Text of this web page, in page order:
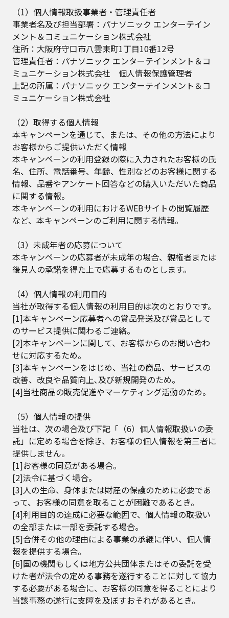
（1）個人情報取扱事業者・管理責任者
事業者名及び担当部署：パナソニック エンターテイン
メント＆コミュニケーション株式会社
住所：大阪府守口市八雲東町1丁目10番12号
管理責任者：パナソニック エンターテインメント＆コ
ミュニケーション株式会社 個人情報保護管理者
上記の所属：パナソニック エンターテインメント＆コ
ミュニケーション株式会社
（2）取得する個人情報
本キャンペーンを通じて、または、その他の方法により
お客様からご提供いただく情報
本キャンペーンの利用登録の際に入力されたお客様の氏
名、住所、電話番号、年齢、性別などのお客様に関する
情報、品番やアンケート回答などの購入いただいた商品
に関する情報。
本キャンペーンの利用におけるWEBサイトの閲覧履歴
など、本キャンペーンのご利用に関する情報。
（3）未成年者の応募について
本キャンペーンの応募者が未成年の場合、親権者または
後見人の承諾を得た上で応募するものとします。
（4）個人情報の利用目的
当社が取得する個人情報の利用目的は次のとおりです。
[1]本キャンペーン応募者への賞品発送及び賞品として
のサービス提供に関わるご連絡。
[2]本キャンペーンに関して、お客様からのお問い合わ
せに対応するため。
[3]本キャンペーンをはじめ、当社の商品、サービスの
改善、改良や品質向上､及び新規開発のため。
[4]当社商品の販売促進やマーケティング活動のため。
（5）個人情報の提供
当社は、次の場合及び下記「（6）個人情報取扱いの委
託」に定める場合を除き、お客様の個人情報を第三者に
提供しません。
[1]お客様の同意がある場合。
[2]法令に基づく場合。
[3]人の生命、身体または財産の保護のために必要であ
って、お客様の同意を取ることが困難であるとき。
[4]利用目的の達成に必要な範囲で、個人情報の取扱い
の全部または一部を委託する場合。
[5]合併その他の理由による事業の承継に伴い、個人情
報を提供する場合。
[6]国の機関もしくは地方公共団体またはその委託を受
けた者が法令の定める事務を遂行することに対して協力
する必要がある場合に、お客様の同意を得ることにより
当該事務の遂行に支障を及ぼすおそれがあるとき。